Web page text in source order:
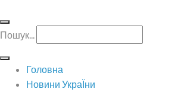
Пошук...
Головна
Новини УкраЇни